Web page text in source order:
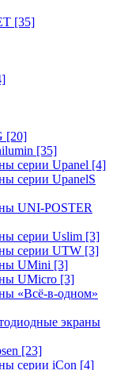
[35]
[20]
[35]
серии Upanel [4]
серии UpanelS
UNI-POSTER
серии Uslim [3]
серии UTW [3]
UMini [3]
UMicro [3]
«Всё-в-одном»
экраны
[23]
серии iCon [4]